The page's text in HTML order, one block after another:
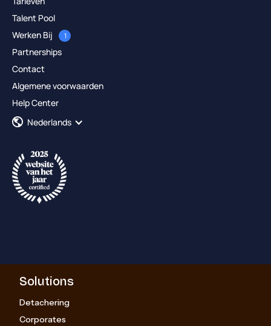
Talent Pool
Werken Bij
1
Partnerships
Contact
Algemene voorwaarden
Help Center
Nederlands
Solutions
Detachering
Corporates